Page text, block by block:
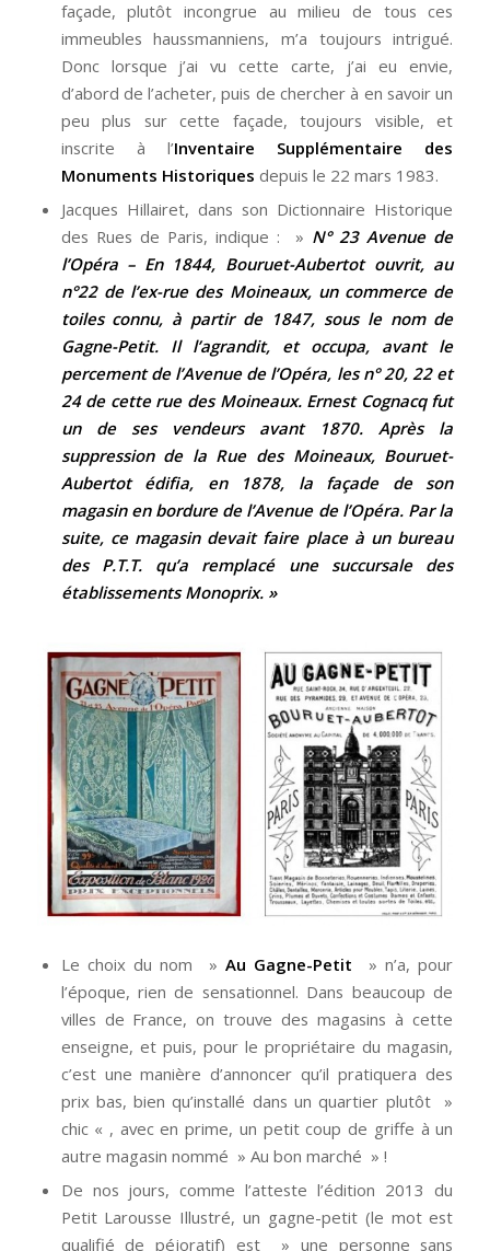
façade, plutôt incongrue au milieu de tous ces
immeubles haussmanniens, m’a toujours intrigué.
Donc lorsque j’ai vu cette carte, j’ai eu envie,
d’abord de l’acheter, puis de chercher à en savoir un
peu plus sur cette façade, toujours visible, et
inscrite à l’Inventaire Supplémentaire des
Monuments Historiques depuis le 22 mars 1983.
Jacques Hillairet, dans son Dictionnaire Historique
des Rues de Paris, indique : » N° 23 Avenue de
l’Opéra – En 1844, Bouruet-Aubertot ouvrit, au
n°22 de l’ex-rue des Moineaux, un commerce de
toiles connu, à partir de 1847, sous le nom de
Gagne-Petit. Il l’agrandit, et occupa, avant le
percement de l’Avenue de l’Opéra, les n° 20, 22 et
24 de cette rue des Moineaux. Ernest Cognacq fut
un de ses vendeurs avant 1870. Après la
suppression de la Rue des Moineaux, Bouruet-
Aubertot édifia, en 1878, la façade de son
magasin en bordure de l’Avenue de l’Opéra. Par la
suite, ce magasin devait faire place à un bureau
des P.T.T. qu’a remplacé une succursale des
établissements Monoprix. »
Le choix du nom »Au Gagne-Petit » n’a, pour
l’époque, rien de sensationnel. Dans beaucoup de
villes de France, on trouve des magasins à cette
enseigne, et puis, pour le propriétaire du magasin,
c’est une manière d’annoncer qu’il pratiquera des
prix bas, bien qu’installé dans un quartier plutôt »
chic « , avec en prime, un petit coup de griffe à un
autre magasin nommé » Au bon marché » !
De nos jours, comme l’atteste l’édition 2013 du
Petit Larousse Illustré, un gagne-petit (le mot est
qualifié de péjoratif) est » une personne sans